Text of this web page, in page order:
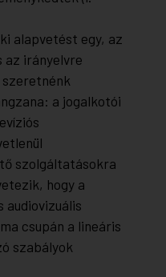
alapvetést egy, az
az irányelvre
a jogalkotói
szolgáltatásokra
hogy a
csupán a lineáris
szabályok